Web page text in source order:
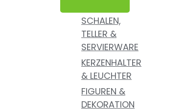
SCHALEN,
TELLER &
SERVIERWARE
KERZENHALTER
& LEUCHTER
FIGUREN &
DEKORATION